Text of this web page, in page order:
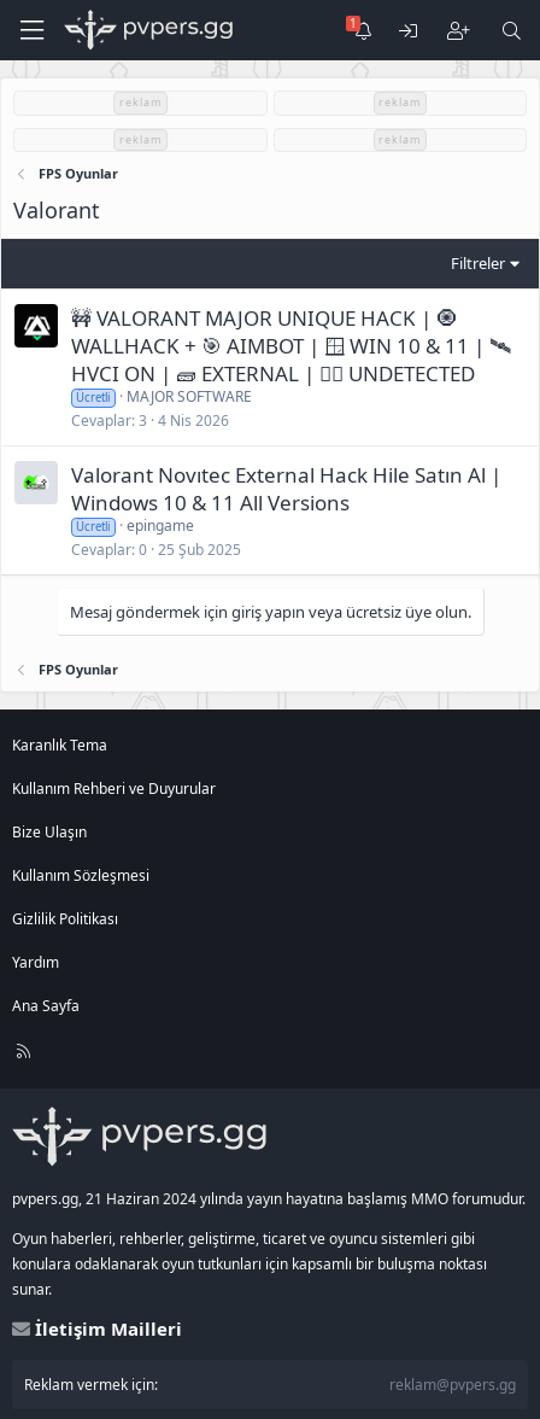
reklam reklam
reklam reklam
FPS Oyunlar
Valorant
Filtreler
🚧 VALORANT MAJOR UNIQUE HACK | 🧿
WALLHACK + 🎯 AIMBOT | 🪟 WIN 10 & 11 | 🛰️
HVCI ON | 🧱 EXTERNAL | 🕵️‍♂️ UNDETECTED
Ücretli
MAJOR SOFTWARE
Cevaplar 3 4 Nis 2026
Valorant Novıtec External Hack Hile Satın Al |
Windows 10 & 11 All Versions
Ücretli
epingame
Cevaplar 0 25 Şub 2025
Mesaj göndermek için giriş yapın veya ücretsiz üye olun.
FPS Oyunlar
Karanlık Tema
Kullanım Rehberi ve Duyurular
Bize Ulaşın
Kullanım Sözleşmesi
Gizlilik Politikası
Yardım
Ana Sayfa
R
pvpers.gg, 21 Haziran 2024 yılında yayın hayatına başlamış MMO forumudur.
Oyun haberleri, rehberler, geliştirme, ticaret ve oyuncu sistemleri gibi
konulara odaklanarak oyun tutkunları için kapsamlı bir buluşma noktası
sunar.
İletişim Mailleri
Reklam vermek için: reklam@pvpers.gg